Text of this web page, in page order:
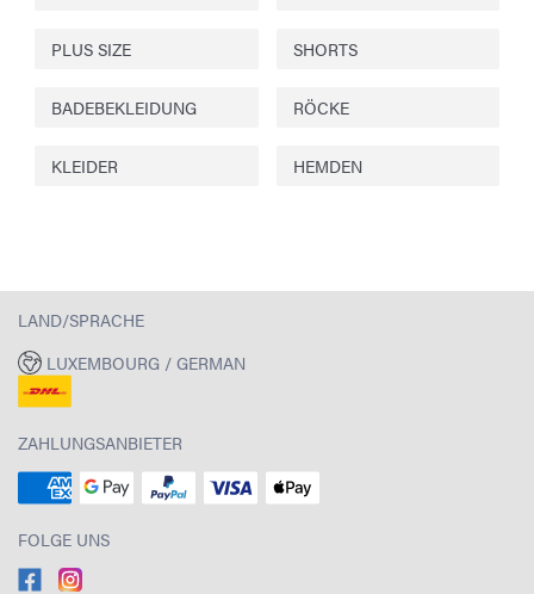
PLUS SIZE SHORTS
BADEBEKLEIDUNG RÖCKE
KLEIDER HEMDEN
LAND/SPRACHE
LUXEMBOURG / GERMAN
ZAHLUNGSANBIETER
FOLGE UNS